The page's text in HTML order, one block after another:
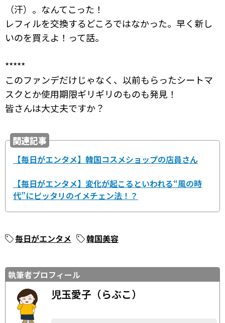
（汗）。なんてこった！
レフィルを交換するどころではなかった。早く新し
いのを買えよ！って話。
*****
このファンデだけじゃなく、以前もらったシートマ
スクとか使用期限ギリギリのものも発見！
皆さんは大丈夫ですか？
関連記事
【毎日がエンタメ】韓国コスメショップの店員さん
【毎日がエンタメ】変化が起こるといわれる“風の時
代”にピッタリのイメチェン法！？
毎日がエンタメ 韓国美容
執筆者プロフィール
児玉愛子（らぶこ）